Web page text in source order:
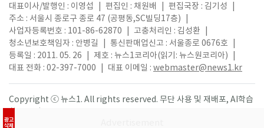
광고
삭제
대표이사/발행인 : 이영섭 편집인 : 채원배 편집국장 : 김기성
주소 : 서울시 종로구 종로 47 (공평동,SC빌딩17층)
사업자등록번호 : 101-86-62870
고충처리인 : 김성환
청소년보호책임자 : 안병길
통신판매업신고 : 서울종로 0676호
등록일 : 2011. 05. 26
제호 : 뉴스1코리아(읽기: 뉴스원코리아)
대표 전화 : 02-397-7000
대표 이메일 : webmaster@news1.kr
Copyright ⓒ 뉴스1. All rights reserved. 무단 사용 및 재배포, AI학습
활용 금지.